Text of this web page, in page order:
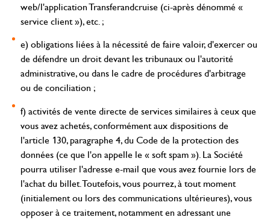
web/l'application Transferandcruise (ci-après dénommé «
service client »), etc. ;
e) obligations liées à la nécessité de faire valoir, d'exercer ou
de défendre un droit devant les tribunaux ou l'autorité
administrative, ou dans le cadre de procédures d'arbitrage
ou de conciliation ;
f) activités de vente directe de services similaires à ceux que
vous avez achetés, conformément aux dispositions de
l'article 130, paragraphe 4, du Code de la protection des
données (ce que l'on appelle le « soft spam »). La Société
pourra utiliser l'adresse e-mail que vous avez fournie lors de
l'achat du billet. Toutefois, vous pourrez, à tout moment
(initialement ou lors des communications ultérieures), vous
opposer à ce traitement, notamment en adressant une